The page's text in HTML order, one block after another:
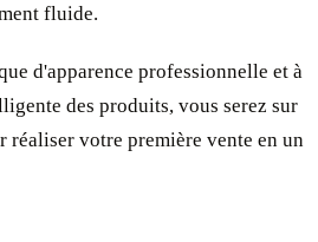
fluide.
d'apparence professionnelle et à
des produits, vous serez sur
réaliser votre première vente en un